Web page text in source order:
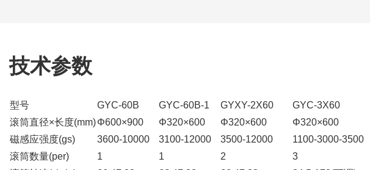
技术参数
型号 GYC-60B GYC-60B-1 GYXY-2X60 GYC-3X60
滚筒直径×长度(mm)Φ600×900 Φ320×600 Φ320×600 Φ320×600
磁感应强度(gs)
3600-10000 3100-12000 3500-12000 1100-3000-3500
滚筒数量(per)
1 1 2 3